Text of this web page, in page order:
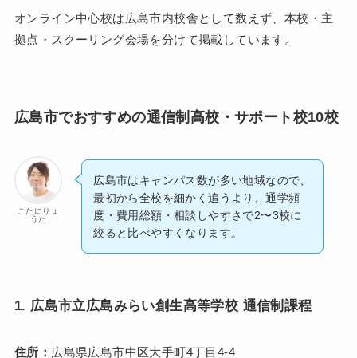
オンライン中心校は広島市内校舎として数えず、本校・主
拠点・スクーリング会場を分けて掲載しています。
広島市でおすすめの通信制高校・サポート校10校
こたにりょ
うた
広島市はキャンパス数が多い地域なので、
最初から全校を細かく追うより、通学頻
度・費用総額・相談しやすさで2〜3校に
絞ると比べやすくなります。
1. 広島市立広島みらい創生高等学校 通信制課程
住所： 広島県広島市中区大手町4丁目4-4